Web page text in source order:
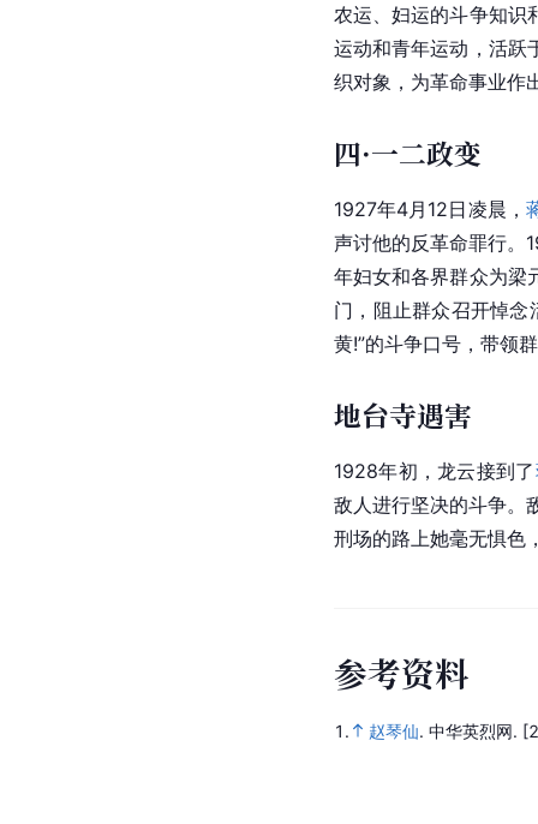
农运、妇运的斗争知识
运动和青年运动，活跃
织对象，为革命事业作
四·一二政变
1927年4月12日凌晨，
声讨他的反革命罪行。
年妇女和各界群众为梁
门，阻止群众召开悼念
黄!”的斗争口号，带领
地台寺遇害
1928年初，龙云接到了
敌人进行坚决的斗争。
刑场的路上她毫无惧色
参考资料
1. 赵琴仙. 中华英烈网.